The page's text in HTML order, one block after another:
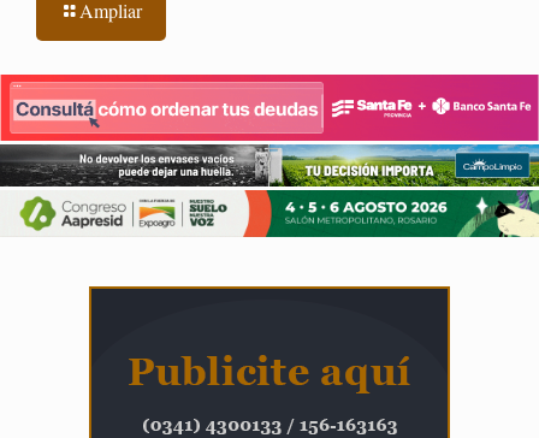
Ampliar